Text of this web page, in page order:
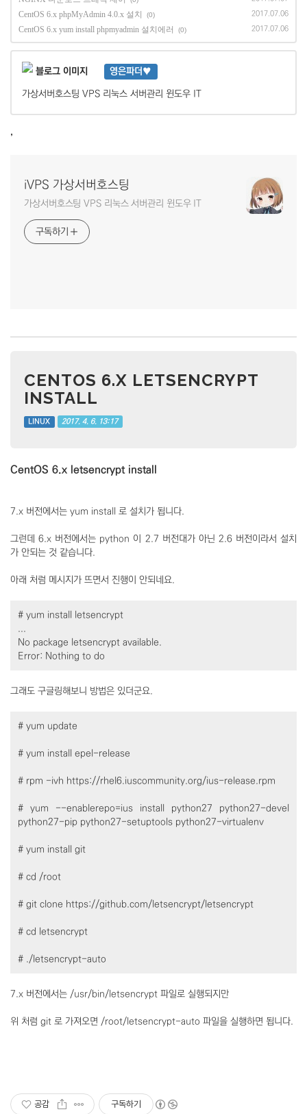
CentOS 6.x phpMyAdmin 4.0.x 설치 (0) 2017.07.06
CentOS 6.x yum install phpmyadmin 설치에러 (0) 2017.07.06
영은파더♥
가상서버호스팅 VPS 리눅스 서버관리 윈도우 IT
,
iVPS 가상서버호스팅
가상서버호스팅 VPS 리눅스 서버관리 윈도우 IT
구독하기
CENTOS 6.X LETSENCRYPT
INSTALL
LINUX 2017. 4. 6. 13:17
CentOS 6.x letsencrypt install
7.x 버전에서는 yum install 로 설치가 됩니다.
그런데 6.x 버전에서는 python 이 2.7 버전대가 아닌 2.6 버전이라서 설치
가 안되는 것 같습니다.
아래 처럼 메시지가 뜨면서 진행이 안되네요.
# yum install letsencrypt
...
No package letsencrypt available.
Error: Nothing to do
그래도 구글링해보니 방법은 있더군요.
# yum update
# yum install epel-release
# rpm -ivh https://rhel6.iuscommunity.org/ius-release.rpm
# yum --enablerepo=ius install python27 python27-devel
python27-pip python27-setuptools python27-virtualenv
# yum install git
# cd /root
# git clone https://github.com/letsencrypt/letsencrypt
# cd letsencrypt
# ./letsencrypt-auto
7.x 버전에서는 /usr/bin/letsencrypt 파일로 실행되지만
위 처럼 git 로 가져오면 /root/letsencrypt-auto 파일을 실행하면 됩니다.
공감 구독하기